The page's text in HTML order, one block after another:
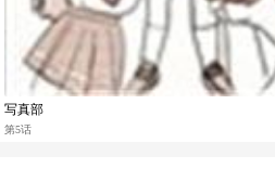
写真部
第5话